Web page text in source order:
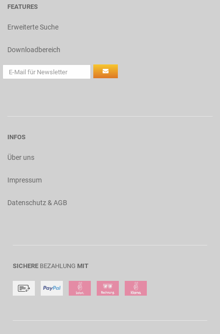
FEATURES
Erweiterte Suche
Downloadbereich
INFOS
Über uns
Impressum
Datenschutz & AGB
SICHERE BEZAHLUNG MIT